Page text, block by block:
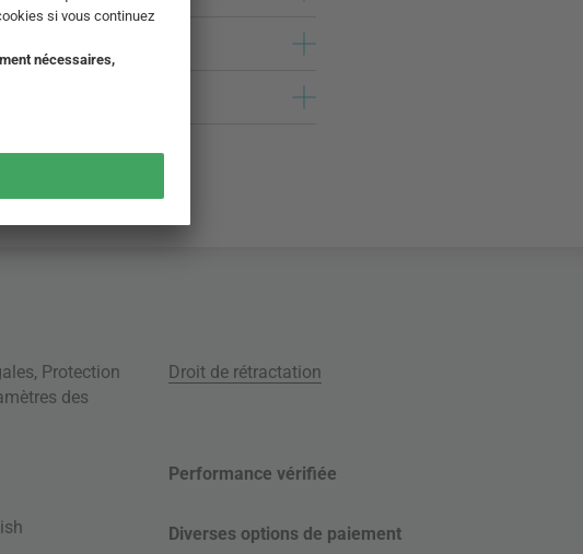
, Protection
des
Droit de rétractation
Performance vérifiée
Diverses options de paiement